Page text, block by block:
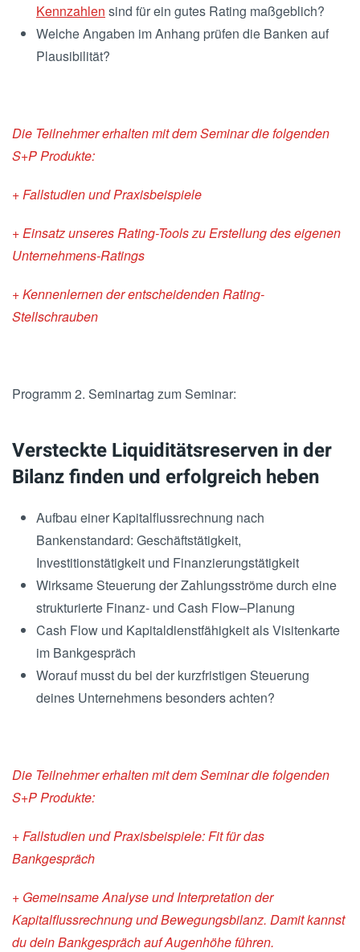
Kennzahlen sind für ein gutes Rating maßgeblich?
Welche Angaben im Anhang prüfen die Banken auf
Plausibilität?
Die Teilnehmer erhalten mit dem Seminar die folgenden
S+P Produkte:
+ Fallstudien und Praxisbeispiele
+ Einsatz unseres Rating-Tools zu Erstellung des eigenen
Unternehmens-Ratings
+ Kennenlernen der entscheidenden Rating-
Stellschrauben
Programm 2. Seminartag zum Seminar:
Versteckte Liquiditätsreserven in der
Bilanz finden und erfolgreich heben
Aufbau einer Kapitalflussrechnung nach
Bankenstandard: Geschäftstätigkeit,
Investitionstätigkeit und Finanzierungstätigkeit
Wirksame Steuerung der Zahlungsströme durch eine
strukturierte Finanz- und Cash Flow–Planung
Cash Flow und Kapitaldienstfähigkeit als Visitenkarte
im Bankgespräch
Worauf musst du bei der kurzfristigen Steuerung
deines Unternehmens besonders achten?
Die Teilnehmer erhalten mit dem Seminar die folgenden
S+P Produkte:
+ Fallstudien und Praxisbeispiele: Fit für das
Bankgespräch
+ Gemeinsame Analyse und Interpretation der
Kapitalflussrechnung und Bewegungsbilanz. Damit kannst
du dein Bankgespräch auf Augenhöhe führen.